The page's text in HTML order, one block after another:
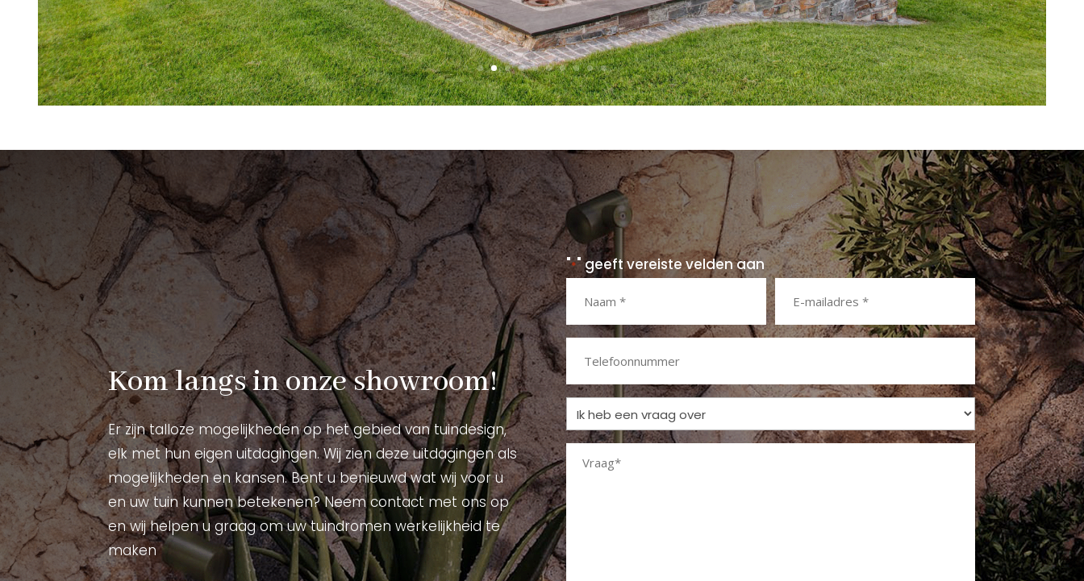
Kom langs in onze showroom!
Er zijn talloze mogelijkheden op het gebied van tuindesign,
elk met hun eigen uitdagingen. Wij zien deze uitdagingen als
mogelijkheden en kansen. Bent u benieuwd wat wij voor u
en uw tuin kunnen betekenen? Neem contact met ons op
en wij helpen u graag om uw tuindromen werkelijkheid te
maken
"*" geeft vereiste velden aan
Naam
E-
mailadres
*
Telefoonnummer
Ik
heb
een
vraag
over
Vraag